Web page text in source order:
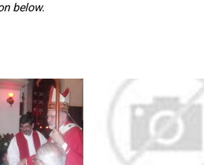
below.